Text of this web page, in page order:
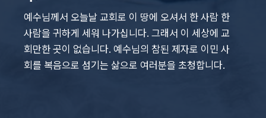
예수님께서 오늘날 교회로 이 땅에 오셔서 한 사람 한
사람을 귀하게 세워 나가십니다. 그래서 이 세상에 교
회만한 곳이 없습니다. 예수님의 참된 제자로 이민 사
회를 복음으로 섬기는 삶으로 여러분을 초청합니다.